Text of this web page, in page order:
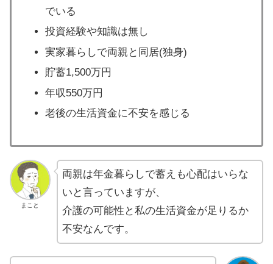
でいる
投資経験や知識は無し
実家暮らしで両親と同居(独身)
貯蓄1,500万円
年収550万円
老後の生活資金に不安を感じる
まこと
両親は年金暮らしで蓄えも心配はいらな
いと言っていますが、
介護の可能性と私の生活資金が足りるか
不安なんです。